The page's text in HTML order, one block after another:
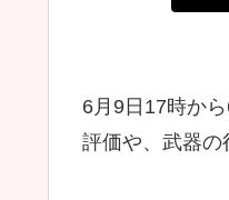
6月9日17時か
評価や、武器の